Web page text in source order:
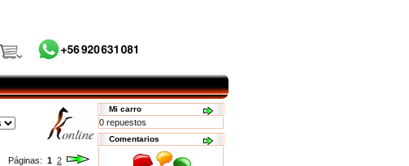
Páginas: 1 2
Mi carro
0 repuestos
Comentarios